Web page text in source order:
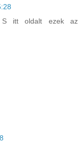
S itt oldalt ezek az